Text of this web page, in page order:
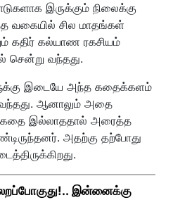
இருக்கும் நிலைக்கு
வகையில் சில மாதங்கள்
கதிர் கல்யாண ரகசியம்
சென்று வந்தது.
இடையே அந்த கதைக்களம்
வந்தது. ஆனாலும் அதை
கதை இல்லாததால் அரைத்த
அதற்கு தற்போது
இன்னைக்கு